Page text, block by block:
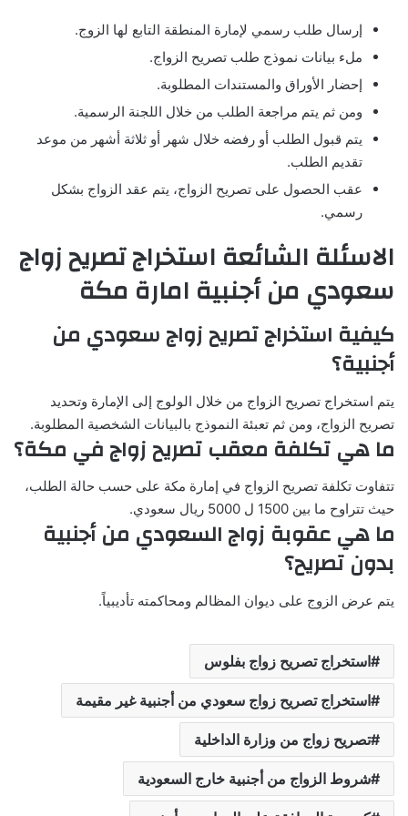
إرسال طلب رسمي لإمارة المنطقة التابع لها الزوج.
ملء بيانات نموذج طلب تصريح الزواج.
إحضار الأوراق والمستندات المطلوبة.
ومن ثم يتم مراجعة الطلب من خلال اللجنة الرسمية.
يتم قبول الطلب أو رفضه خلال شهر أو ثلاثة أشهر من موعد
تقديم الطلب.
عقب الحصول على تصريح الزواج، يتم عقد الزواج بشكل
رسمي.
الاسئلة الشائعة استخراج تصريح زواج
سعودي من أجنبية امارة مكة
كيفية استخراج تصريح زواج سعودي من
أجنبية؟
يتم استخراج تصريح الزواج من خلال الولوج إلى الإمارة وتحديد
تصريح الزواج، ومن ثم تعبئة النموذج بالبيانات الشخصية المطلوبة.
ما هي تكلفة معقب تصريح زواج في مكة؟
تتفاوت تكلفة تصريح الزواج في إمارة مكة على حسب حالة الطلب،
حيث تتراوح ما بين 1500 ل 5000 ريال سعودي.
ما هي عقوبة زواج السعودي من أجنبية
بدون تصريح؟
يتم عرض الزوج على ديوان المظالم ومحاكمته تأديبياً.
استخراج تصريح زواج بفلوس
استخراج تصريح زواج سعودي من أجنبية غير مقيمة
تصريح زواج من وزارة الداخلية
شروط الزواج من أجنبية خارج السعودية